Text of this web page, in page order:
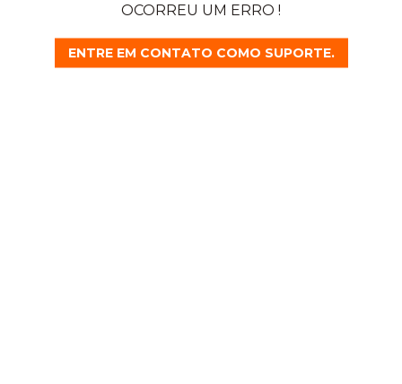
OCORREU UM ERRO !
ENTRE EM CONTATO COMO SUPORTE.